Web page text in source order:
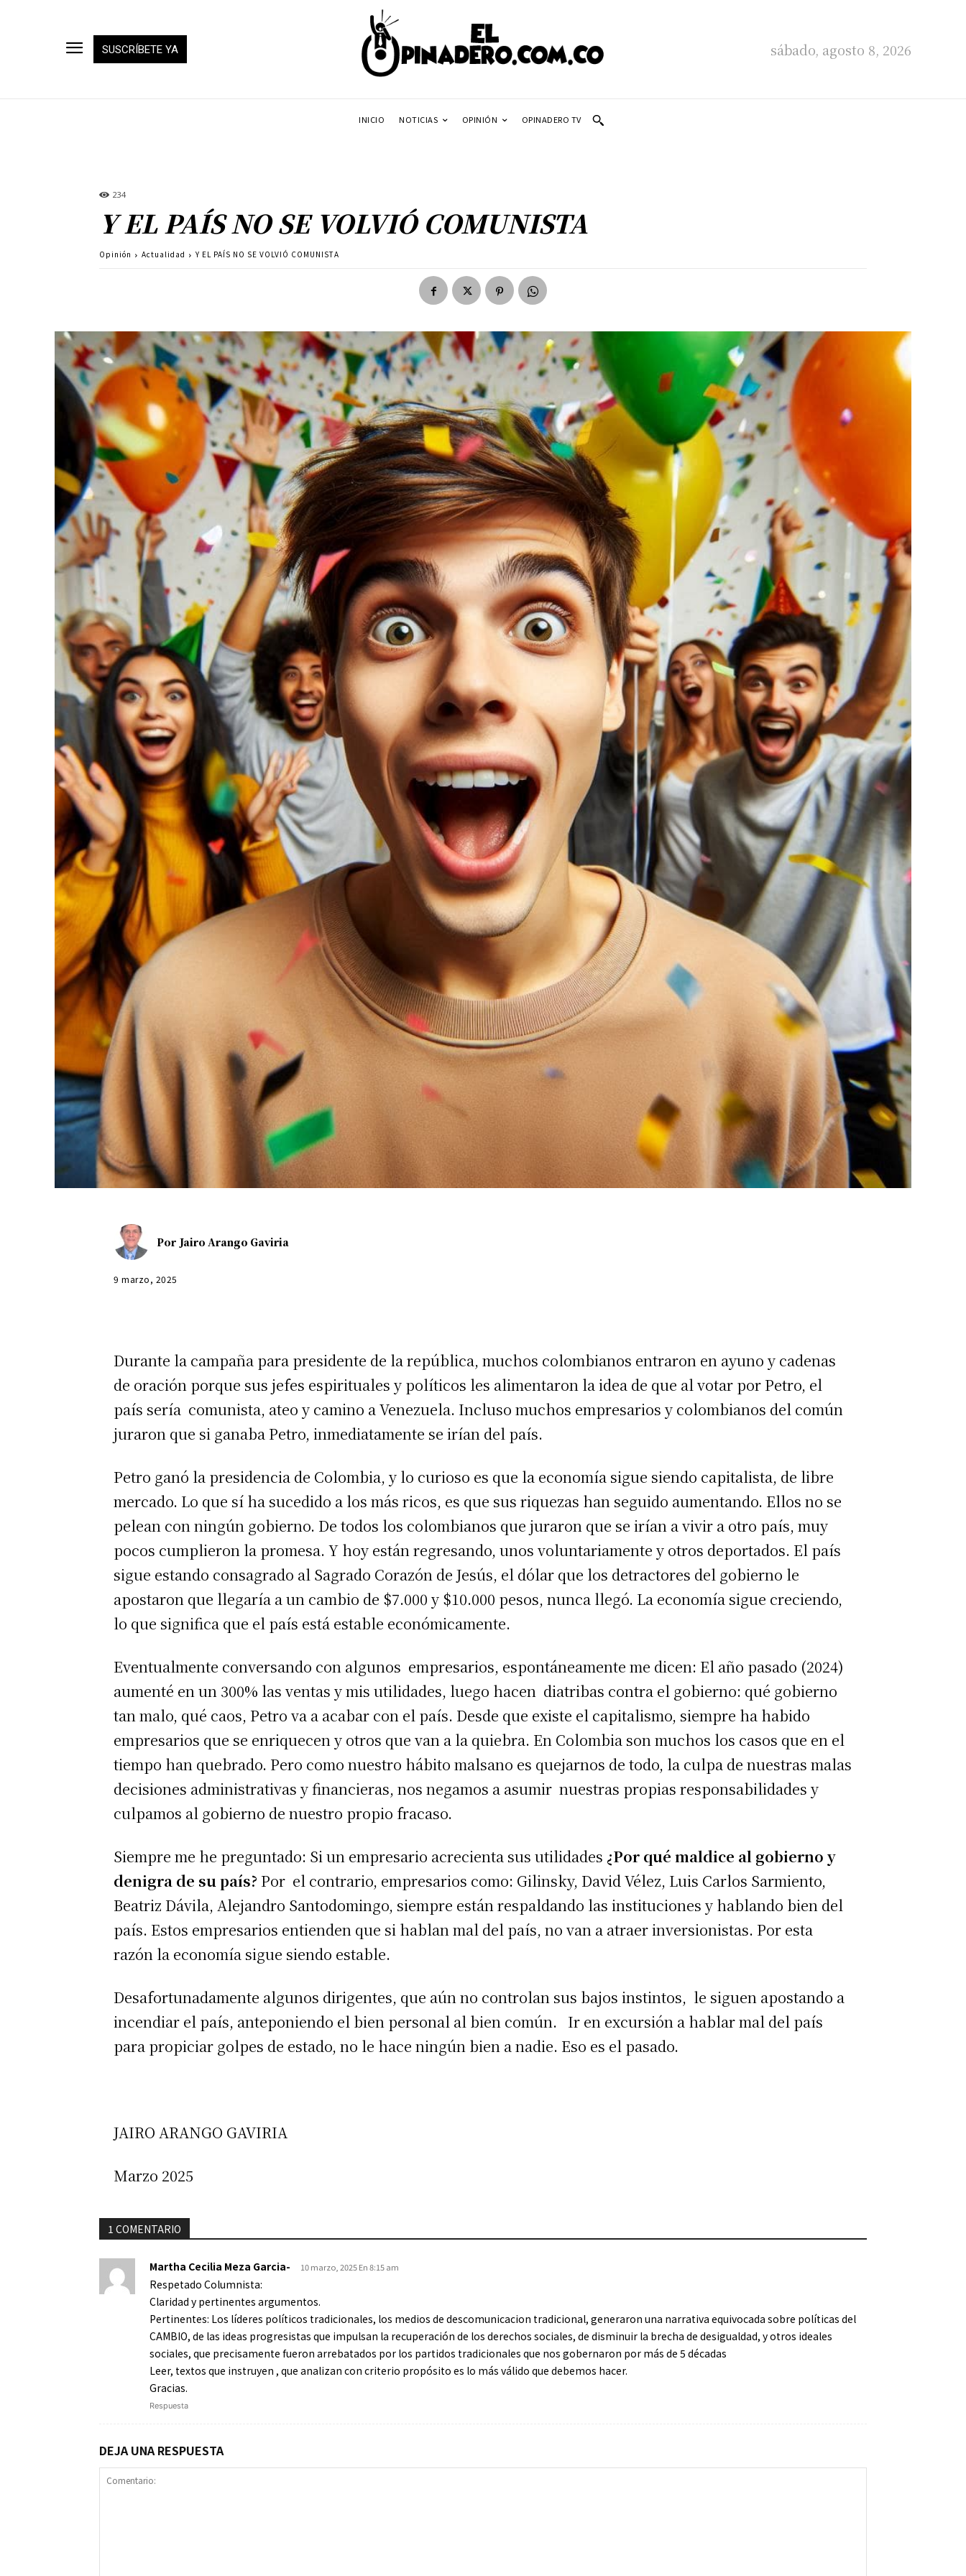
SUSCRÍBETE YA sábado, agosto 8, 2026
INICIO NOTICIAS OPINIÓN OPINADERO TV
234
Y EL PAÍS NO SE VOLVIÓ COMUNISTA
Opinión Actualidad Y EL PAÍS NO SE VOLVIÓ COMUNISTA
Por Jairo Arango Gaviria
9 marzo, 2025
Durante la campaña para presidente de la república, muchos colombianos entraron en ayuno y cadenas
de oración porque sus jefes espirituales y políticos les alimentaron la idea de que al votar por Petro, el
país sería comunista, ateo y camino a Venezuela. Incluso muchos empresarios y colombianos del común
juraron que si ganaba Petro, inmediatamente se irían del país.
Petro ganó la presidencia de Colombia, y lo curioso es que la economía sigue siendo capitalista, de libre
mercado. Lo que sí ha sucedido a los más ricos, es que sus riquezas han seguido aumentando. Ellos no se
pelean con ningún gobierno. De todos los colombianos que juraron que se irían a vivir a otro país, muy
pocos cumplieron la promesa. Y hoy están regresando, unos voluntariamente y otros deportados. El país
sigue estando consagrado al Sagrado Corazón de Jesús, el dólar que los detractores del gobierno le
apostaron que llegaría a un cambio de $7.000 y $10.000 pesos, nunca llegó. La economía sigue creciendo,
lo que significa que el país está estable económicamente.
Eventualmente conversando con algunos empresarios, espontáneamente me dicen: El año pasado (2024)
aumenté en un 300% las ventas y mis utilidades, luego hacen diatribas contra el gobierno: qué gobierno
tan malo, qué caos, Petro va a acabar con el país. Desde que existe el capitalismo, siempre ha habido
empresarios que se enriquecen y otros que van a la quiebra. En Colombia son muchos los casos que en el
tiempo han quebrado. Pero como nuestro hábito malsano es quejarnos de todo, la culpa de nuestras malas
decisiones administrativas y financieras, nos negamos a asumir nuestras propias responsabilidades y
culpamos al gobierno de nuestro propio fracaso.
Siempre me he preguntado: Si un empresario acrecienta sus utilidades ¿Por qué maldice al gobierno y
denigra de su país? Por el contrario, empresarios como: Gilinsky, David Vélez, Luis Carlos Sarmiento,
Beatriz Dávila, Alejandro Santodomingo, siempre están respaldando las instituciones y hablando bien del
país. Estos empresarios entienden que si hablan mal del país, no van a atraer inversionistas. Por esta
razón la economía sigue siendo estable.
Desafortunadamente algunos dirigentes, que aún no controlan sus bajos instintos, le siguen apostando a
incendiar el país, anteponiendo el bien personal al bien común. Ir en excursión a hablar mal del país
para propiciar golpes de estado, no le hace ningún bien a nadie. Eso es el pasado.
JAIRO ARANGO GAVIRIA
Marzo 2025
1 COMENTARIO
Martha Cecilia Meza Garcia- 10 marzo, 2025 En 8:15 am
Respetado Columnista:
Claridad y pertinentes argumentos.
Pertinentes: Los líderes políticos tradicionales, los medios de descomunicacion tradicional, generaron una narrativa equivocada sobre políticas del
CAMBIO, de las ideas progresistas que impulsan la recuperación de los derechos sociales, de disminuir la brecha de desigualdad, y otros ideales
sociales, que precisamente fueron arrebatados por los partidos tradicionales que nos gobernaron por más de 5 décadas
Leer, textos que instruyen , que analizan con criterio propósito es lo más válido que debemos hacer.
Gracias.
Respuesta
DEJA UNA RESPUESTA